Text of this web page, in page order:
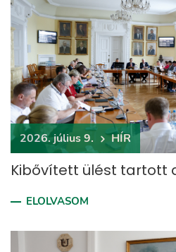
2026. július 9. HÍR
Kibővített ülést tartott
ELOLVASOM